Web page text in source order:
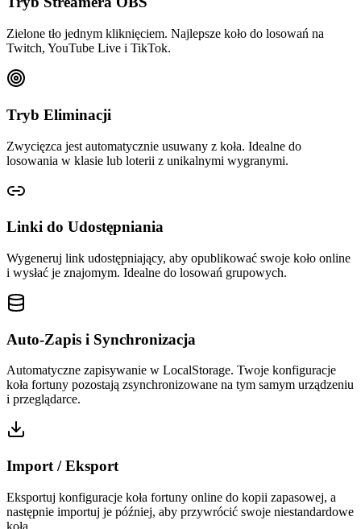
Zielone tło jednym kliknięciem. Najlepsze koło do losowań na
Twitch, YouTube Live i TikTok.
Tryb Eliminacji
Zwycięzca jest automatycznie usuwany z koła. Idealne do
losowania w klasie lub loterii z unikalnymi wygranymi.
Linki do Udostępniania
Wygeneruj link udostępniający, aby opublikować swoje koło online
i wysłać je znajomym. Idealne do losowań grupowych.
Auto-Zapis i Synchronizacja
Automatyczne zapisywanie w LocalStorage. Twoje konfiguracje
koła fortuny pozostają zsynchronizowane na tym samym urządzeniu
i przeglądarce.
Import / Eksport
Eksportuj konfiguracje koła fortuny online do kopii zapasowej, a
następnie importuj je później, aby przywrócić swoje niestandardowe
koła.